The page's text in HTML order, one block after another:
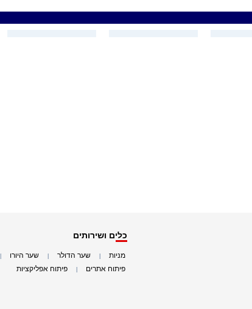
כלים ושירותים
מניות שער הדולר שער היורו
פיתוח אתרים פיתוח אפליקציות